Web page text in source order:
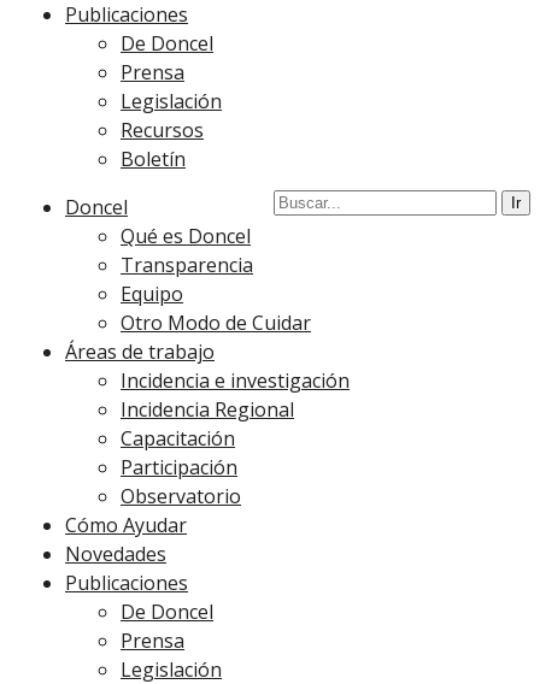
Publicaciones
De Doncel
Prensa
Legislación
Recursos
Boletín
Doncel
Qué es Doncel
Transparencia
Equipo
Otro Modo de Cuidar
Áreas de trabajo
Incidencia e investigación
Incidencia Regional
Capacitación
Participación
Observatorio
Cómo Ayudar
Novedades
Publicaciones
De Doncel
Prensa
Legislación